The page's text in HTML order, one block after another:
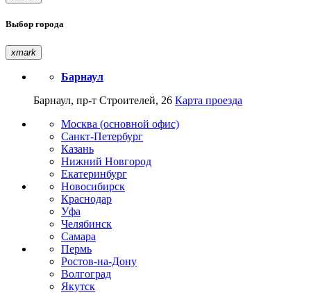
Выбор города
xmark
Барнаул
Барнаул, пр-т Строителей, 26 Карта проезда
Москва (основной офис)
Санкт-Петербург
Казань
Нижний Новгород
Екатеринбург
Новосибирск
Краснодар
Уфа
Челябинск
Самара
Пермь
Ростов-на-Дону
Волгоград
Якутск